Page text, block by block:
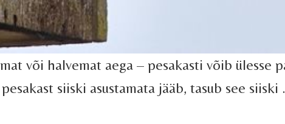
või halvemat aega – pesakasti võib ülesse
siiski asustamata jääb, tasub see siiski